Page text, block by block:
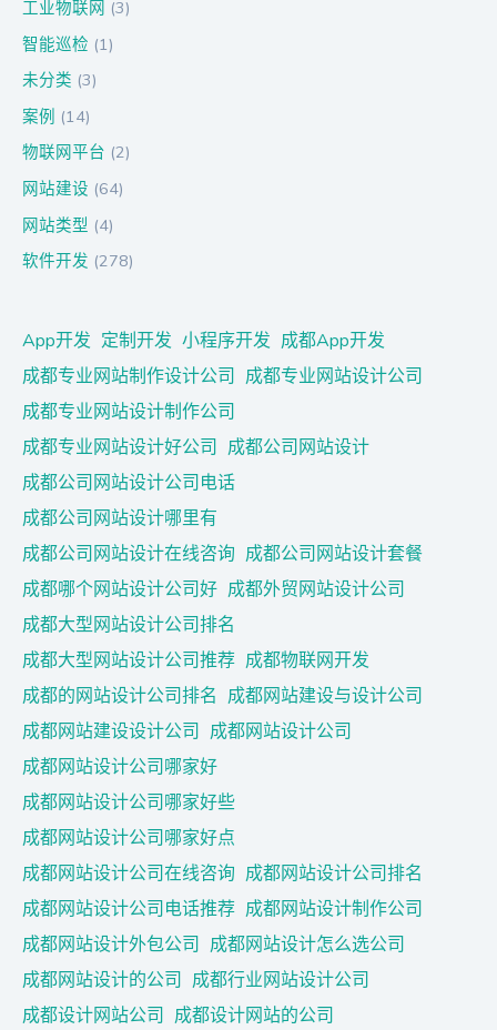
工业物联网 (3)
智能巡检 (1)
未分类 (3)
案例 (14)
物联网平台 (2)
网站建设 (64)
网站类型 (4)
软件开发 (278)
App开发 定制开发 小程序开发 成都App开发
成都专业网站制作设计公司 成都专业网站设计公司
成都专业网站设计制作公司
成都专业网站设计好公司 成都公司网站设计
成都公司网站设计公司电话
成都公司网站设计哪里有
成都公司网站设计在线咨询 成都公司网站设计套餐
成都哪个网站设计公司好 成都外贸网站设计公司
成都大型网站设计公司排名
成都大型网站设计公司推荐 成都物联网开发
成都的网站设计公司排名 成都网站建设与设计公司
成都网站建设设计公司 成都网站设计公司
成都网站设计公司哪家好
成都网站设计公司哪家好些
成都网站设计公司哪家好点
成都网站设计公司在线咨询 成都网站设计公司排名
成都网站设计公司电话推荐 成都网站设计制作公司
成都网站设计外包公司 成都网站设计怎么选公司
成都网站设计的公司 成都行业网站设计公司
成都设计网站公司 成都设计网站的公司